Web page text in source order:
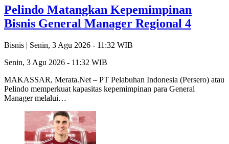
Pelindo Matangkan Kepemimpinan
Bisnis General Manager Regional 4
Bisnis | Senin, 3 Agu 2026 - 11:32 WIB
Senin, 3 Agu 2026 - 11:32 WIB
MAKASSAR, Merata.Net – PT Pelabuhan Indonesia (Persero) atau
Pelindo memperkuat kapasitas kepemimpinan para General
Manager melalui…